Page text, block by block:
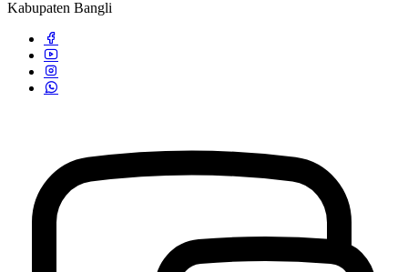
Kabupaten Bangli